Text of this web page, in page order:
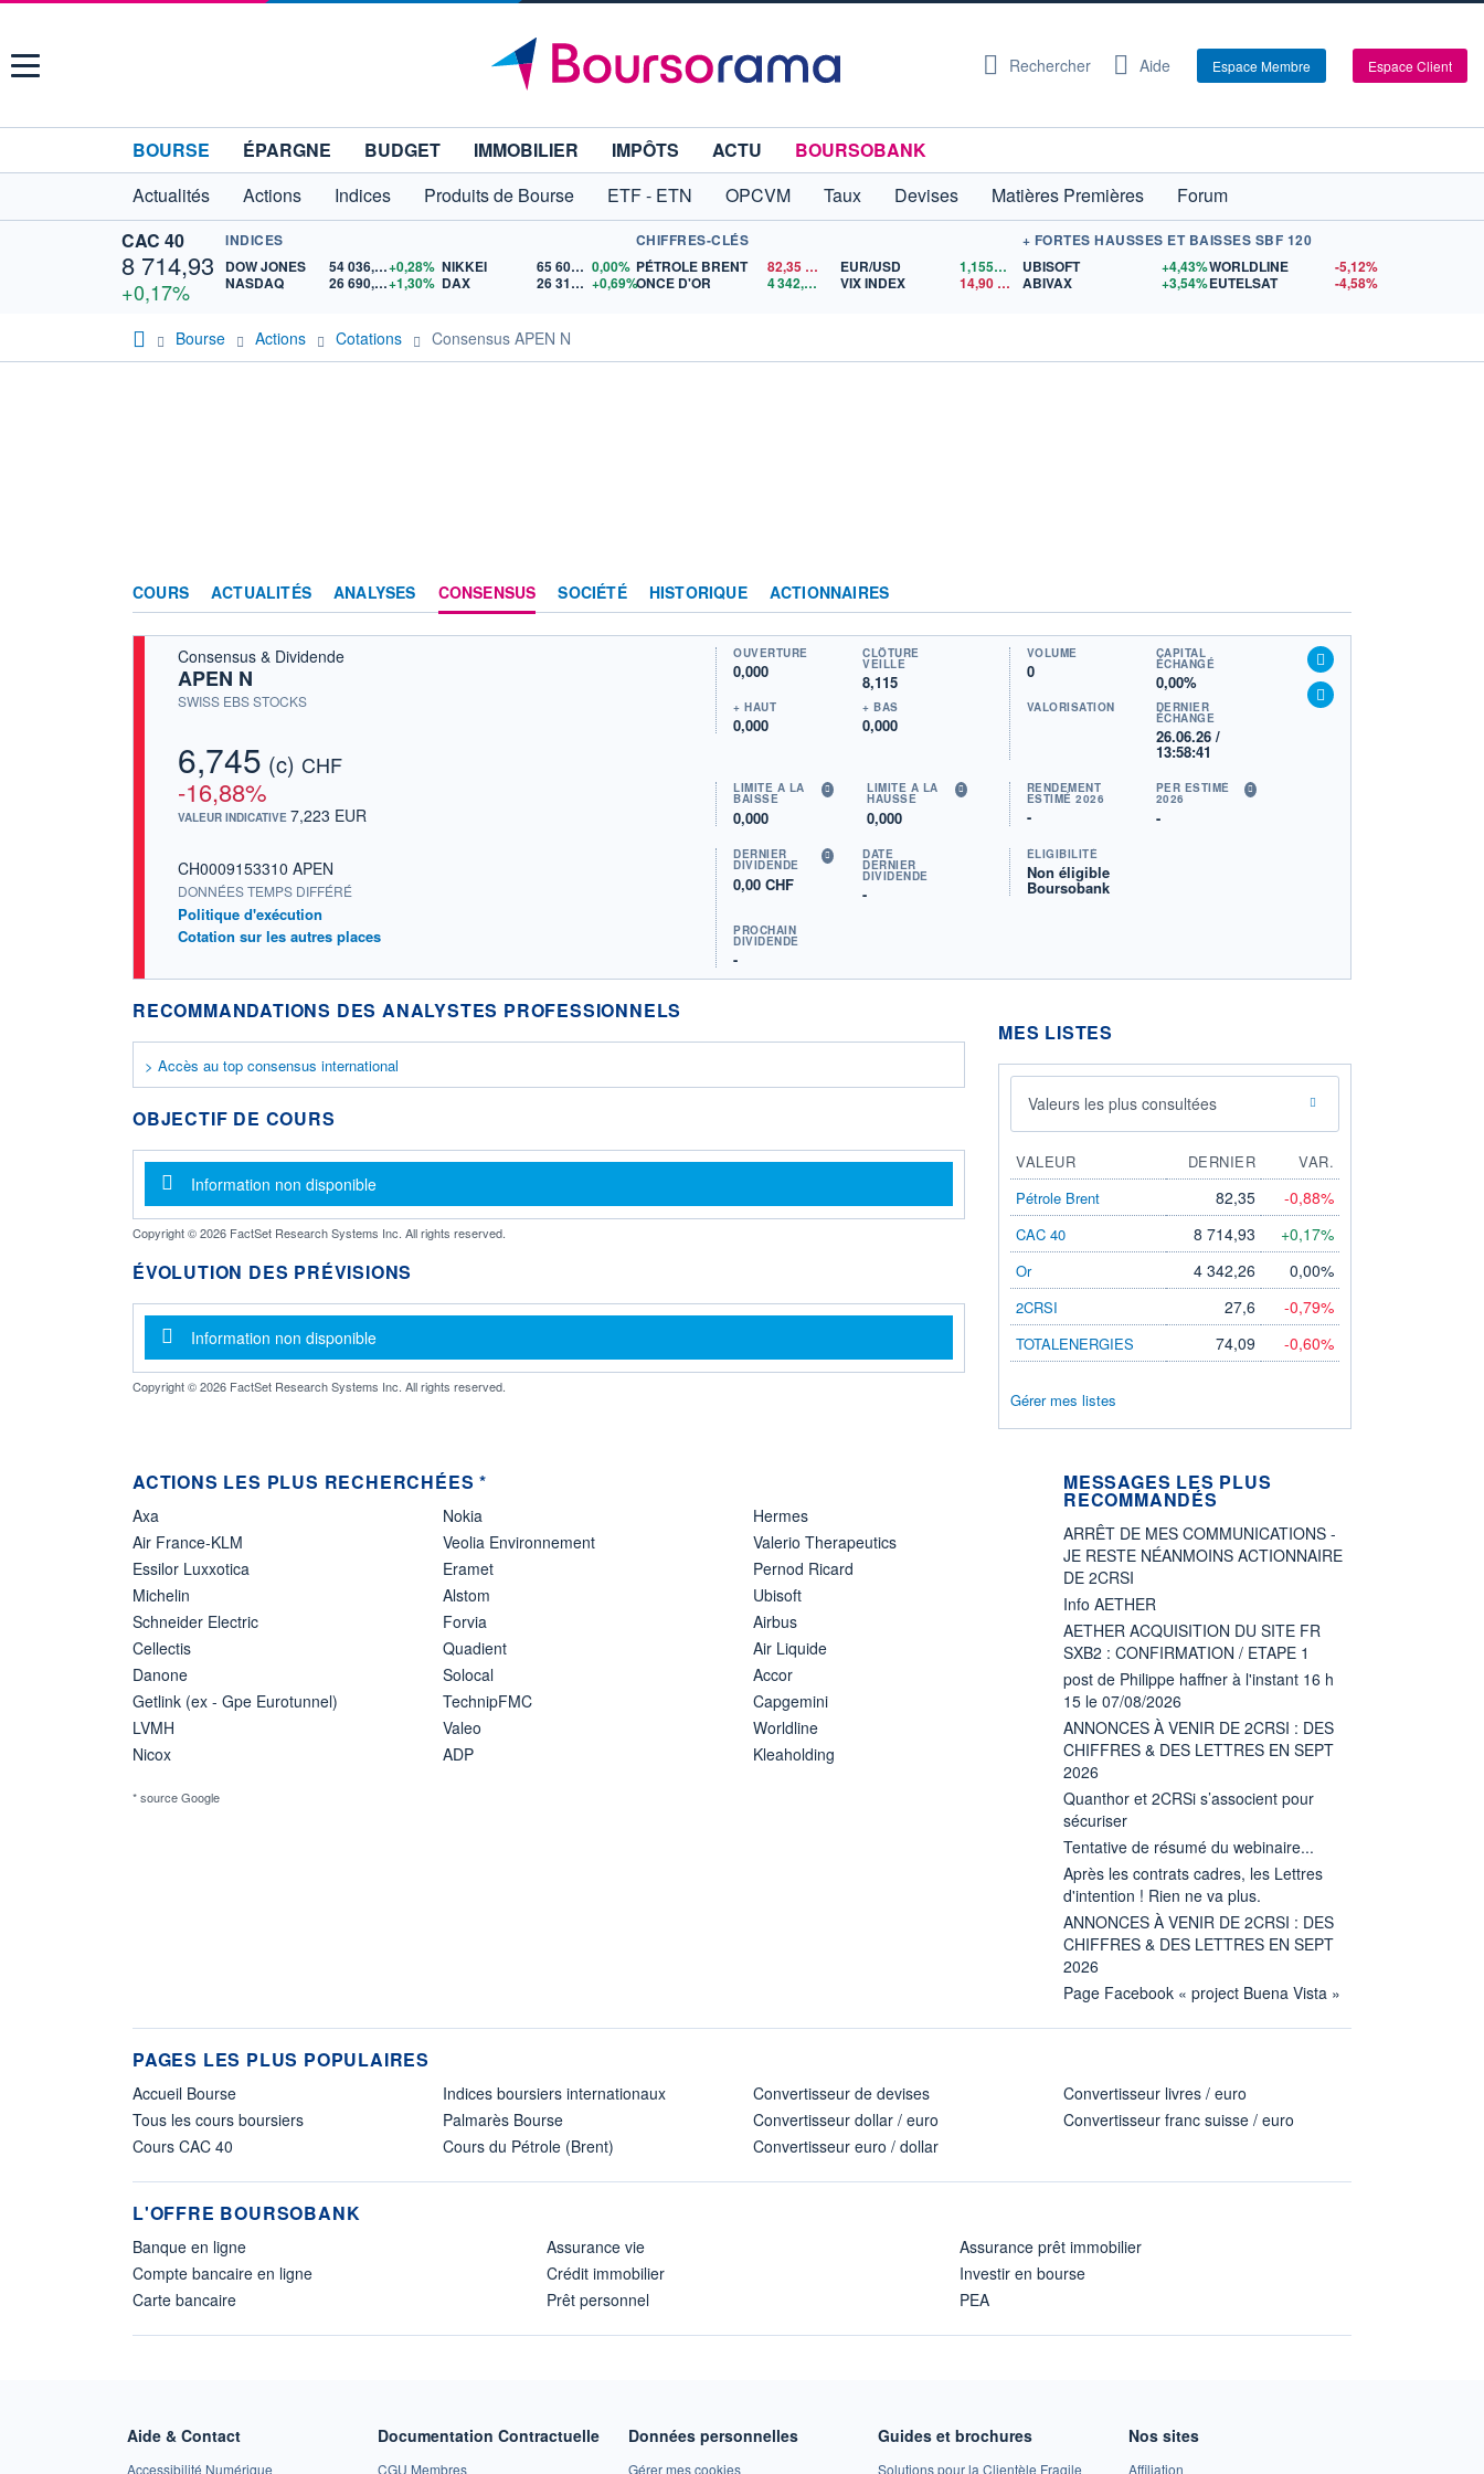
Menu Rechercher Aide Espace Membre Espace Client
BOURSE ÉPARGNE BUDGET IMMOBILIER IMPÔTS ACTU
BOURSOBANK
Actualités
Actions Indices Produits de Bourse ETF - ETN OPCVM Taux Devises Matières Premières
Forum
CAC 40
8 714,93
+0,17%
INDICES
DOW JONES
54 036,93+0,28%
NASDAQ
26 690,62+1,30%
NIKKEI 65 606,71 0,00%
DAX
26 319,45 +0,69%
CHIFFRES-CLÉS
PÉTROLE BRENT
82,35$US
ONCE D'OR
4 342,26 $US
EUR/USD 1,1559$US
VIX INDEX
14,90
+ FORTES HAUSSES ET BAISSES SBF 120
UBISOFT
+4,43%
ABIVAX
+3,54%
WORLDLINE
-5,12%
EUTELSAT
-4,58%
Bourse Actions Cotations Consensus APEN N
COURS ACTUALITÉS ANALYSES CONSENSUS SOCIÉTÉ HISTORIQUE ACTIONNAIRES
Consensus & Dividende
APEN N
SWISS EBS STOCKS
6,745 (c) CHF
-16,88%
VALEUR INDICATIVE 7,223 EUR
CH0009153310 APEN
DONNÉES TEMPS DIFFÉRÉ
Politique d'exécution
Cotation sur les autres places
OUVERTURE
0,000
CLÔTURE
VEILLE
8,115
+ HAUT
0,000
+ BAS
0,000
VOLUME
0
CAPITAL
ÉCHANGÉ
0,00%
VALORISATION DERNIER
ÉCHANGE
26.06.26 /
13:58:41
LIMITE À LA
BAISSE
0,000
LIMITE À LA
HAUSSE
0,000
RENDEMENT
ESTIMÉ 2026
-
PER ESTIMÉ
2026
-
DERNIER
DIVIDENDE
0,00 CHF
DATE
DERNIER
DIVIDENDE
-
PROCHAIN
DIVIDENDE
-
ÉLIGIBILITÉ
Non éligible
Boursobank
RECOMMANDATIONS DES ANALYSTES PROFESSIONNELS
> Accès au top consensus international
OBJECTIF DE COURS
Message d'information
Information non disponible
Copyright © 2026 FactSet Research Systems Inc. All rights reserved.
ÉVOLUTION DES PRÉVISIONS
Message d'information
Information non disponible
Copyright © 2026 FactSet Research Systems Inc. All rights reserved.
MES LISTES
Valeurs les plus consultées
VALEUR DERNIER
VAR.
Pétrole Brent
82,35 -0,88%
CAC 40 8 714,93 +0,17%
Or 4 342,26 0,00%
2CRSI 27,6 -0,79%
TOTALENERGIES 74,09 -0,60%
Gérer mes listes
ACTIONS LES PLUS RECHERCHÉES *
Axa
Air France-KLM
Essilor Luxxotica
Michelin
Schneider Electric
Cellectis
Danone
Getlink (ex - Gpe Eurotunnel)
LVMH
Nicox
Nokia
Veolia Environnement
Eramet
Alstom
Forvia
Quadient
Solocal
TechnipFMC
Valeo
ADP
Hermes
Valerio Therapeutics
Pernod Ricard
Ubisoft
Airbus
Air Liquide
Accor
Capgemini
Worldline
Kleaholding
* source Google
MESSAGES LES PLUS
RECOMMANDÉS
ARRÊT DE MES COMMUNICATIONS -
JE RESTE NÉANMOINS ACTIONNAIRE
DE 2CRSI
Info AETHER
AETHER ACQUISITION DU SITE FR
SXB2 : CONFIRMATION / ETAPE 1
post de Philippe haffner à l'instant 16 h
15 le 07/08/2026
ANNONCES À VENIR DE 2CRSI : DES
CHIFFRES & DES LETTRES EN SEPT
2026
Quanthor et 2CRSi s’associent pour
sécuriser
Tentative de résumé du webinaire...
Après les contrats cadres, les Lettres
d'intention ! Rien ne va plus.
ANNONCES À VENIR DE 2CRSI : DES
CHIFFRES & DES LETTRES EN SEPT
2026
Page Facebook « project Buena Vista »
PAGES LES PLUS POPULAIRES
Accueil Bourse
Tous les cours boursiers
Cours CAC 40
Indices boursiers internationaux
Palmarès Bourse
Cours du Pétrole (Brent)
Convertisseur de devises
Convertisseur dollar / euro
Convertisseur euro / dollar
Convertisseur livres / euro
Convertisseur franc suisse / euro
L'OFFRE BOURSOBANK
Banque en ligne
Compte bancaire en ligne
Carte bancaire
Assurance vie
Crédit immobilier
Prêt personnel
Assurance prêt immobilier
Investir en bourse
PEA
Aide & Contact
Accessibilité Numérique
Documentation Contractuelle
CGU Membres
Données personnelles
Gérer mes cookies
Guides et brochures
Solutions pour la Clientèle Fragile
Nos sites
Affiliation